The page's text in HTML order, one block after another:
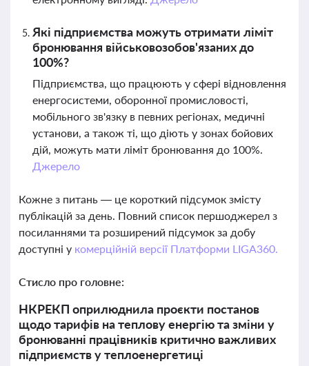
Які підприємства можуть отримати ліміт
бронювання військовозобов'язаних до
100%?
Підприємства, що працюють у сфері відновлення
енергосистеми, оборонної промисловості,
мобільного зв'язку в певних регіонах, медичні
установи, а також ті, що діють у зонах бойових
дій, можуть мати ліміт бронювання до 100%.
Джерело
Кожне з питань — це короткий підсумок змісту
публікацій за день. Повний список першоджерел з
посиланнями та розширений підсумок за добу
доступні у комерційній версії Платформи LIGA360.
Стисло про головне:
НКРЕКП оприлюднила проєкти постанов
щодо тарифів на теплову енергію та зміни у
бронюванні працівників критично важливих
підприємств у теплоенергетиці